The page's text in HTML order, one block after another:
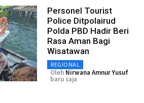
Personel Tourist
Police Ditpolairud
Polda PBD Hadir Beri
Rasa Aman Bagi
Wisatawan
REGIONAL
Oleh Nirwana Amnur Yusuf
baru saja